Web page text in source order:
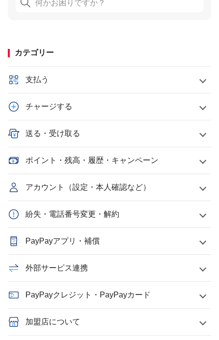
カテゴリー
支払う
チャージする
送る・受け取る
ポイント・残高・履歴・キャンペーン
アカウント（設定・本人確認など）
紛失・電話番号変更・解約
PayPayアプリ・補償
外部サービス連携
PayPayクレジット・PayPayカード
加盟店について